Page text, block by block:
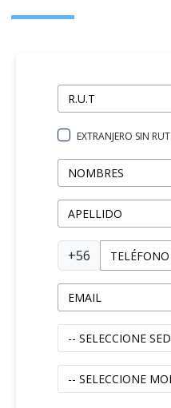
EXTRANJERO SIN RUT
+56